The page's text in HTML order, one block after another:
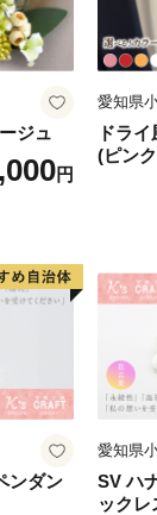
ジュ
円
愛知県
ドラ
(ピン
系/ホ
リー
ンダン
愛知県
SV ハ
ックレ